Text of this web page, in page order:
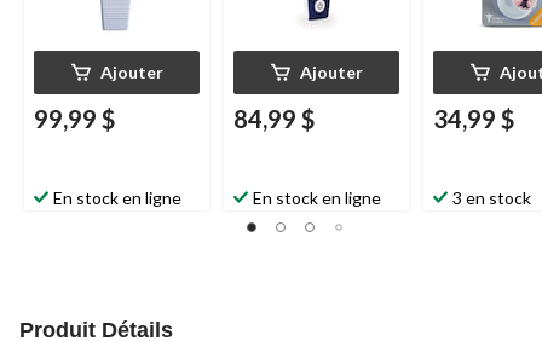
Ajouter
99,99 $
En stock en ligne
Ajouter
84,99 $
En stock en ligne
34,99 $
3 en stock
Produit Détails